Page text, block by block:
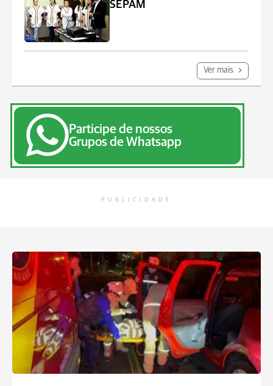
SEPAM
Ver mais
Participe de nossos
Grupos de Whatsapp
PUBLICIDADE